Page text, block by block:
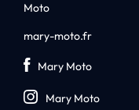
Moto
mary-moto.fr
Mary Moto
Mary Moto